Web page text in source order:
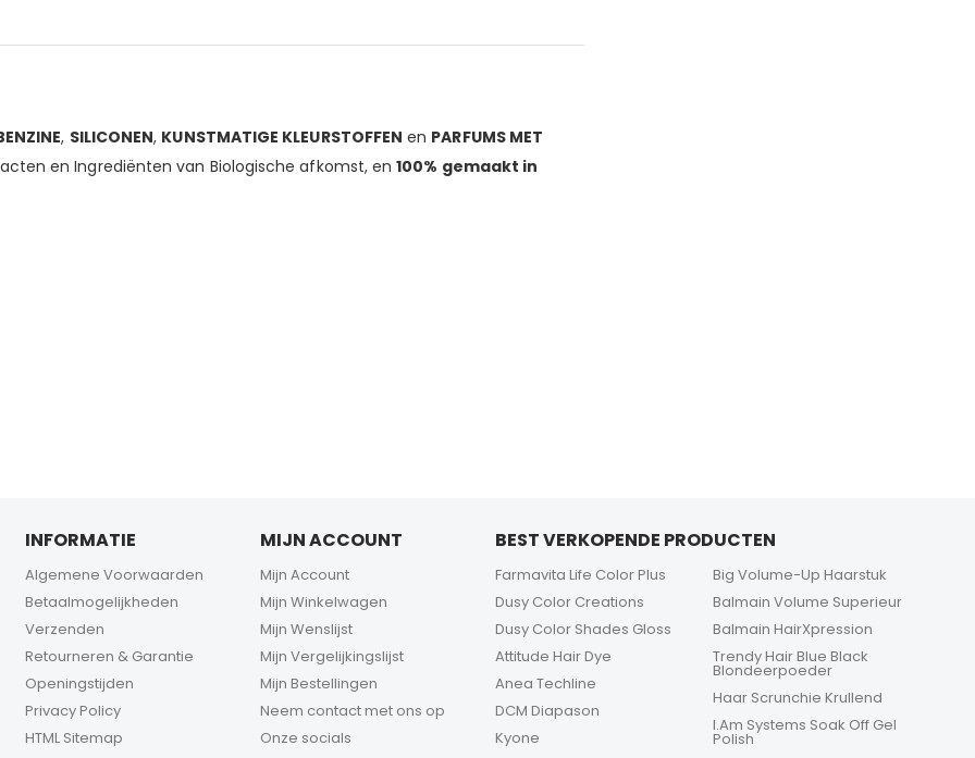
, SILICONEN, KUNSTMATIGE KLEURSTOFFEN en PARFUMS MET
en Ingrediënten van Biologische afkomst, en100% gemaakt in
INFORMATIE
Algemene Voorwaarden
Betaalmogelijkheden
Verzenden
Retourneren & Garantie
Openingstijden
Privacy Policy
HTML Sitemap
MIJN ACCOUNT
Mijn Account
Mijn Winkelwagen
Mijn Wenslijst
Mijn Vergelijkingslijst
Mijn Bestellingen
Neem contact met ons op
Onze socials
BEST VERKOPENDE PRODUCTEN
Farmavita Life Color Plus
Dusy Color Creations
Dusy Color Shades Gloss
Attitude Hair Dye
Anea Techline
DCM Diapason
Kyone
Big Volume-Up Haarstuk
Balmain Volume Superieur
Balmain HairXpression
Trendy Hair Blue Black
Blondeerpoeder
Haar Scrunchie Krullend
I.Am Systems Soak Off Gel
Polish